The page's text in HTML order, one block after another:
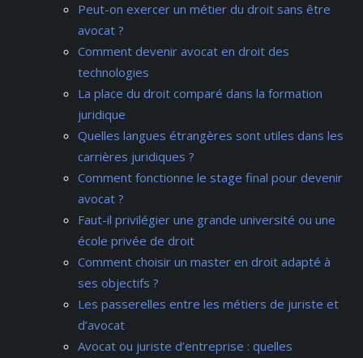
Peut-on exercer un métier du droit sans être
avocat ?
Comment devenir avocat en droit des
technologies
La place du droit comparé dans la formation
juridique
Quelles langues étrangères sont utiles dans les
carrières juridiques ?
Comment fonctionne le stage final pour devenir
avocat ?
Faut-il privilégier une grande université ou une
école privée de droit
Comment choisir un master en droit adapté à
ses objectifs ?
Les passerelles entre les métiers de juriste et
d’avocat
Avocat ou juriste d’entreprise : quelles